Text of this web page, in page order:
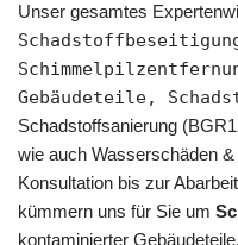
Unser gesamtes
Gebäudeteile,
Schadstoffsanierung
wie auch Wasserschäden
Konsultation bis zur
kümmern uns für Sie um
kontaminierter